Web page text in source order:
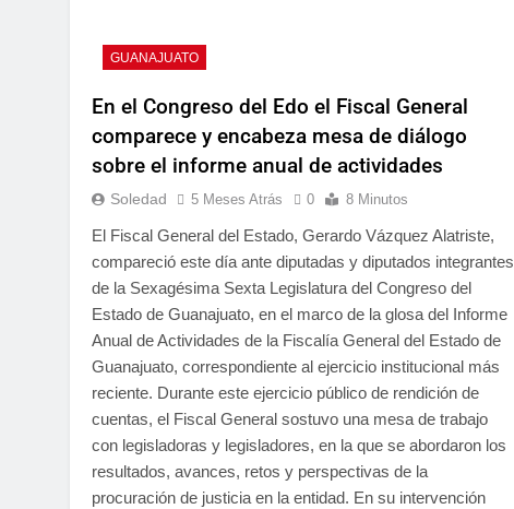
GUANAJUATO
En el Congreso del Edo el Fiscal General
comparece y encabeza mesa de diálogo
sobre el informe anual de actividades
Soledad 5 Meses Atrás 0 8 Minutos
El Fiscal General del Estado, Gerardo Vázquez Alatriste,
compareció este día ante diputadas y diputados integrantes
de la Sexagésima Sexta Legislatura del Congreso del
Estado de Guanajuato, en el marco de la glosa del Informe
Anual de Actividades de la Fiscalía General del Estado de
Guanajuato, correspondiente al ejercicio institucional más
reciente. Durante este ejercicio público de rendición de
cuentas, el Fiscal General sostuvo una mesa de trabajo
con legisladoras y legisladores, en la que se abordaron los
resultados, avances, retos y perspectivas de la
procuración de justicia en la entidad. En su intervención